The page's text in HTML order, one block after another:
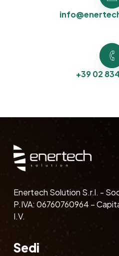
+39 02
Enertech Solution S.r.l. -
P.IVA: 06760760964 –
I.V.
Sedi